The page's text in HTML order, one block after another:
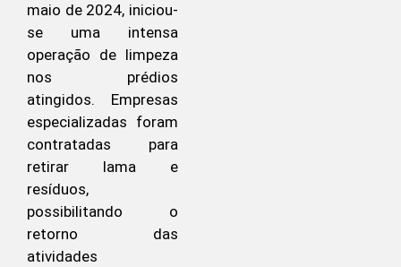
maio de 2024, iniciou-
se uma intensa
operação de limpeza
nos prédios
atingidos. Empresas
especializadas foram
contratadas para
retirar lama e
resíduos,
possibilitando o
retorno das
atividades